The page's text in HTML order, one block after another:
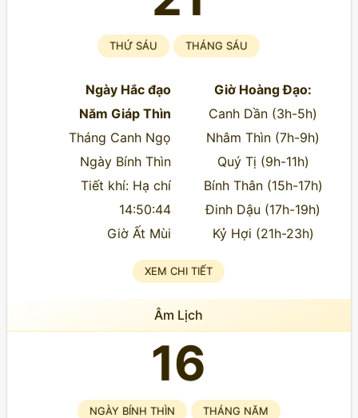
THỨ SÁU THÁNG SÁU
Ngày Hắc đạo
Năm Giáp Thìn
Tháng Canh Ngọ
Ngày Bính Thìn
Tiết khí: Hạ chí
14:50:44
Giờ Ất Mùi
Giờ Hoàng Đạo:
Canh Dần (3h-5h)
Nhâm Thìn (7h-9h)
Quý Tị (9h-11h)
Bính Thân (15h-17h)
Đinh Dậu (17h-19h)
Kỷ Hợi (21h-23h)
XEM CHI TIẾT
Âm Lịch
16
NGÀY BÍNH THÌN THÁNG NĂM